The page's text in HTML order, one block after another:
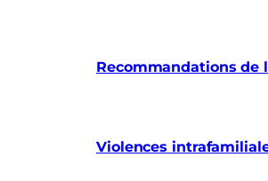
Recommandations de
Violences